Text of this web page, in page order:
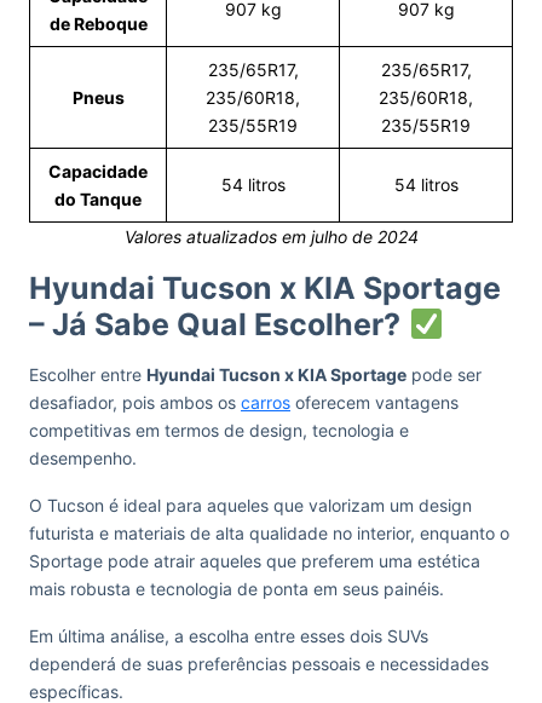
de Reboque
907 kg 907 kg
Pneus
235/65R17,
235/60R18,
235/55R19
235/65R17,
235/60R18,
235/55R19
Capacidade
do Tanque
54 litros 54 litros
Valores atualizados em julho de 2024
Hyundai Tucson x KIA Sportage
– Já Sabe Qual Escolher?
Escolher entre Hyundai Tucson x KIA Sportage pode ser
desafiador, pois ambos os carros oferecem vantagens
competitivas em termos de design, tecnologia e
desempenho.
O Tucson é ideal para aqueles que valorizam um design
futurista e materiais de alta qualidade no interior, enquanto o
Sportage pode atrair aqueles que preferem uma estética
mais robusta e tecnologia de ponta em seus painéis.
Em última análise, a escolha entre esses dois SUVs
dependerá de suas preferências pessoais e necessidades
específicas.